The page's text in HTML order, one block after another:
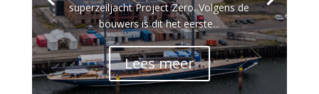
superzeiljacht Project Zero. Volgens de
bouwers is dit het eerste...
Lees meer